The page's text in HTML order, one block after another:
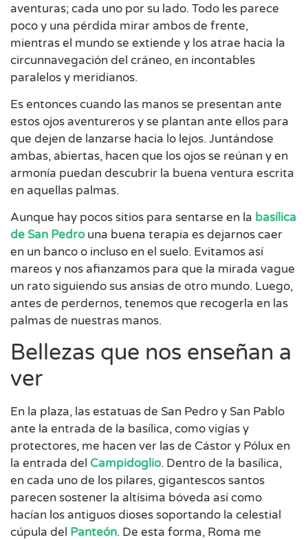
aventuras; cada uno por su lado. Todo les parece
poco y una pérdida mirar ambos de frente,
mientras el mundo se extiende y los atrae hacia la
circunnavegación del cráneo, en incontables
paralelos y meridianos.
Es entonces cuando las manos se presentan ante
estos ojos aventureros y se plantan ante ellos para
que dejen de lanzarse hacia lo lejos. Juntándose
ambas, abiertas, hacen que los ojos se reúnan y en
armonía puedan descubrir la buena ventura escrita
en aquellas palmas.
Aunque hay pocos sitios para sentarse en la basílica
de San Pedrouna buena terapia es dejarnos caer
en un banco o incluso en el suelo. Evitamos así
mareos y nos afianzamos para que la mirada vague
un rato siguiendo sus ansias de otro mundo. Luego,
antes de perdernos, tenemos que recogerla en las
palmas de nuestras manos.
Bellezas que nos enseñan a
ver
En la plaza, las estatuas de San Pedro y San Pablo
ante la entrada de la basílica, como vigías y
protectores, me hacen ver las de Cástor y Pólux en
la entrada del Campidoglio. Dentro de la basílica,
en cada uno de los pilares, gigantescos santos
parecen sostener la altísima bóveda así como
hacían los antiguos dioses soportando la celestial
cúpula del Panteón. De esta forma, Roma me